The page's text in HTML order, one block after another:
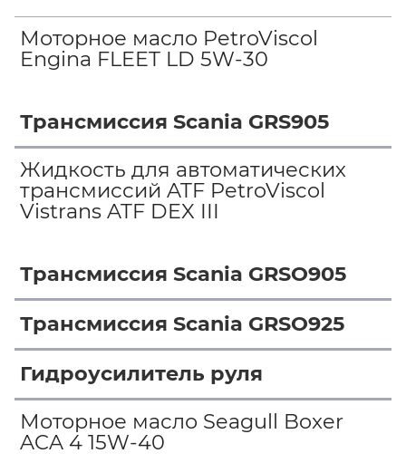
Моторное масло PetroViscol
Engina FLEET LD 5W-30
Трансмиссия Scania GRS905
Жидкость для автоматических
трансмиссий ATF PetroViscol
Vistrans ATF DEX III
Трансмиссия Scania GRSO905
Трансмиссия Scania GRSO925
Гидроусилитель руля
Моторное масло Seagull Boxer
ACA 4 15W-40